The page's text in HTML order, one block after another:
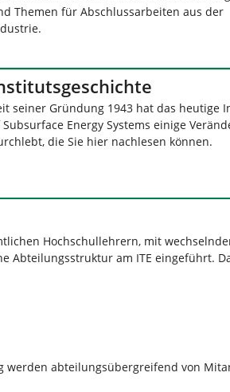
Themen für Abschlussarbeiten aus der
seiner Gründung 1943 hat das heutige
Subsurface Energy Systems einige
die Sie hier nachlesen können.
Hochschullehrern, mit
Abteilungsstruktur am ITE eingeführt.
werden abteilungsübergreifend von